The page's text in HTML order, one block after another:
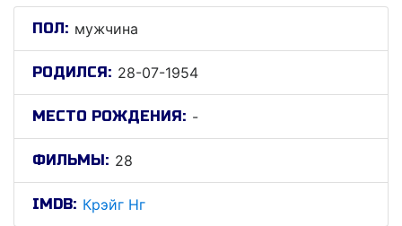
ПОЛ: мужчина
РОДИЛСЯ: 28-07-1954
МЕСТО РОЖДЕНИЯ: -
ФИЛЬМЫ: 28
IMDB: Крэйг Нг